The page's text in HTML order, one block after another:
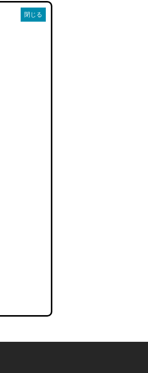
閉じる